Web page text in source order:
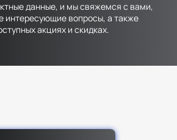
данные, и мы свяжемся с вами,
интересующие вопросы, а также
акциях и скидках.